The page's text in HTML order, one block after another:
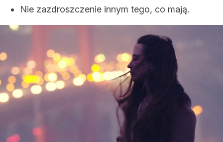
Nie zazdroszczenie innym tego, co mają.